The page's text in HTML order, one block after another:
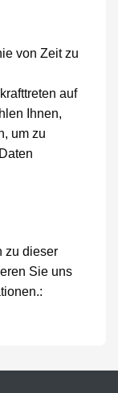
von Zeit zu
auf
Ihnen,
um zu
zu dieser
Sie uns